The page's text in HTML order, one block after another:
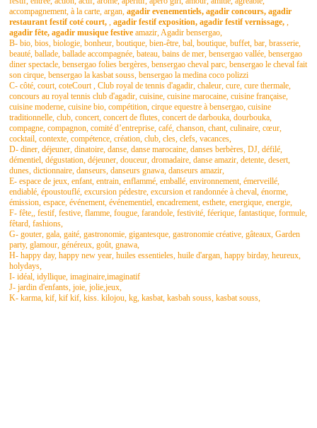
accompagnement, à la carte, argan, agadir evenementiels, agadir concours, agadir
restaurant festif coté court, , agadir festif exposition, agadir festif vernissage, ,
agadir fête, agadir musique festive amazir, Agadir bensergao,
B- bio, bios, biologie, bonheur, boutique, bien-être, bal, boutique, buffet, bar, brasserie,
beauté, ballade, ballade accompagnée, bateau, bains de mer, bensergao vallée, bensergao
diner spectacle, bensergao folies bergères, bensergao cheval parc, bensergao le cheval fait
son cirque, bensergao la kasbat souss, bensergao la medina coco polizzi
C- côté, court, coteCourt , Club royal de tennis d'agadir, chaleur, cure, cure thermale,
concours au royal tennis club d'agadir, cuisine, cuisine marocaine, cuisine française,
cuisine moderne, cuisine bio, compétition, cirque equestre à bensergao, cuisine
traditionnelle, club, concert, concert de flutes, concert de darbouka, dourbouka,
compagne, compagnon, comité d’entreprise, café, chanson, chant, culinaire, cœur,
cocktail, contexte, compétence, création, club, cles, clefs, vacances,
D- diner, déjeuner, dinatoire, danse, danse marocaine, danses berbères, DJ, défilé,
démentiel, dégustation, déjeuner, douceur, dromadaire, danse amazir, detente, desert,
dunes, dictionnaire, danseurs, danseurs gnawa, danseurs amazir,
E- espace de jeux, enfant, entrain, enflammé, emballé, environnement, émerveillé,
endiablé, époustouflé, excursion pédestre, excursion et randonnée à cheval, énorme,
émission, espace, événement, événementiel, encadrement, esthete, energique, energie,
F- fête,, festif, festive, flamme, fougue, farandole, festivité, féerique, fantastique, formule,
fêtard, fashions,
G- gouter, gala, gaité, gastronomie, gigantesque, gastronomie créative, gâteaux, Garden
party, glamour, généreux, goût, gnawa,
H- happy day, happy new year, huiles essentieles, huile d'argan, happy birday, heureux,
holydays,
I- idéal, idyllique, imaginaire,imaginatif
J- jardin d'enfants, joie, jolie,jeux,
K- karma, kif, kif kif, kiss. kilojou, kg, kasbat, kasbah souss, kasbat souss,